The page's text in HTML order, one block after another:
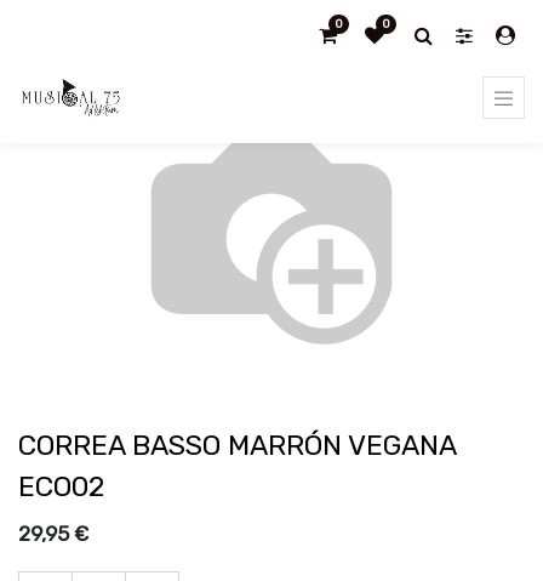
0 0
CORREA BASSO MARRÓN VEGANA ECO02
CORREA BASSO MARRÓN VEGANA
ECO02
29,95€